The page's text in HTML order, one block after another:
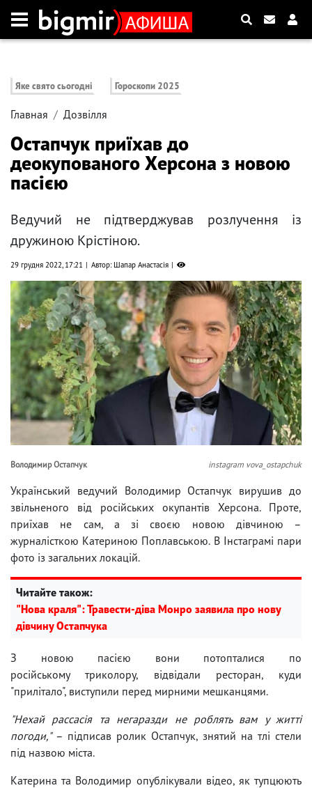
Яке свято сьогодні Гороскопи 2025
Главная Дозвілля
Остапчук приїхав до
деокупованого Херсона з новою
пасією
Ведучий не підтверджував розлучення із
дружиною Крістіною.
29 грудня 2022, 17:21 Автор: Шапар Анастасія
Володимир Остапчук instagram vova_ostapchuk
Український ведучий Володимир Остапчук вирушив до
звільненого від російських окупантів Херсона. Проте,
приїхав не сам, а зі своєю новою дівчиною –
журналісткою Катериною Поплавською. В Інстаграмі пари
фото із загальних локацій.
Читайте також:
"Нова краля": Травести-діва Монро заявила про нову
дівчину Остапчука
З новою пасією вони потопталися по
російському триколору, відвідали ресторан, куди
"прилітало", виступили перед мирними мешканцями.
"Нехай рассасія та негаразди не роблять вам у житті
погоди,"– підписав ролик Остапчук, знятий на тлі стели
під назвою міста.
Катерина та Володимир опублікували відео, як тупцюють